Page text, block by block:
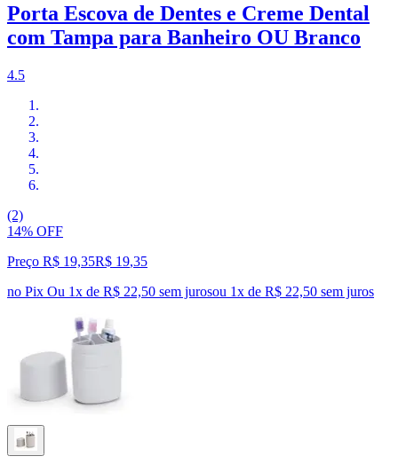
Porta Escova de Dentes e Creme Dental
com Tampa para Banheiro OU Branco
4.5
(2)
14% OFF
Preço R$ 19,35R$ 19,35
no Pix Ou 1x de R$ 22,50 sem jurosou 1x de R$ 22,50 sem juros